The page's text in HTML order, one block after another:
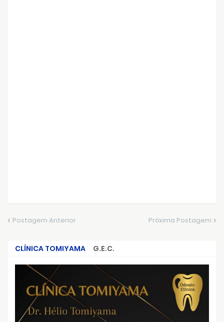
Postagem Anterior Próxima Postagem
CLÍNICA TOMIYAMA
G.E.C.
CRIMES QUE ABALARAM O BRASIL